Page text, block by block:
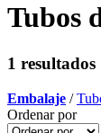
Tubos
1 resultados
Embalaje /
Ordenar por